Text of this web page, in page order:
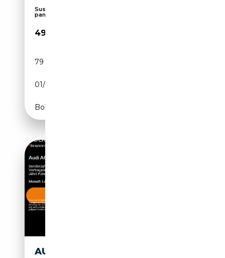
Suspension sport, Sièges sport, Toit
panoramique, ...
49 500€
79 989 km
01/2024
Boîte automatique
AUDI A6 50 TFSI E QU. NAVI,